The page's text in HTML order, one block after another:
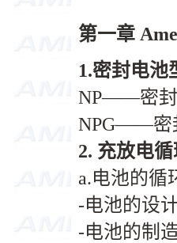
第一章
1.密封电池
NP——密封
NPG——密
2. 充放电
a.电池的循
-电池的设
-电池的制